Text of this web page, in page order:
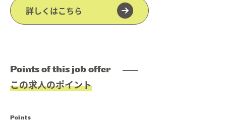
詳しくはこちら
Points of this job offer
この求人のポイント
Points